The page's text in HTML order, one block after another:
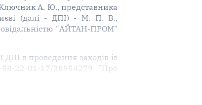
Ключник А. Ю., представника
(далі - ДПІ) - М. П. В.,
"АЙТАН-ПРОМ"
з проведення заходів із
22-01-17/38954279 "Про